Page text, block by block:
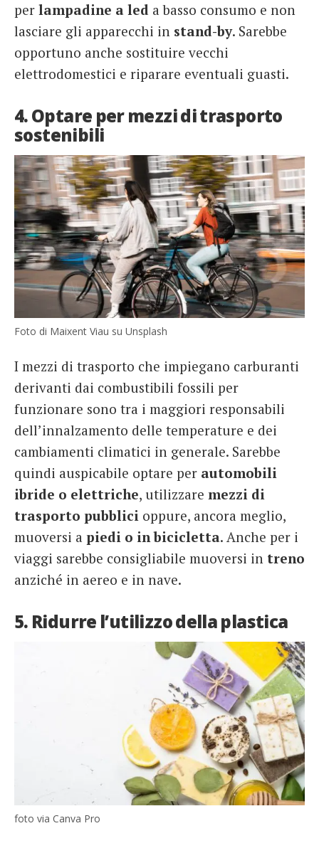
per lampadine a led a basso consumo e non
lasciare gli apparecchi in stand-by. Sarebbe
opportuno anche sostituire vecchi
elettrodomestici e riparare eventuali guasti.
4. Optare per mezzi di trasporto
sostenibili
Foto di Maixent Viau su Unsplash
I mezzi di trasporto che impiegano carburanti
derivanti dai combustibili fossili per
funzionare sono tra i maggiori responsabili
dell’innalzamento delle temperature e dei
cambiamenti climatici in generale. Sarebbe
quindi auspicabile optare per automobili
ibride o elettriche, utilizzare mezzi di
trasporto pubblici oppure, ancora meglio,
muoversi a piedi o in bicicletta. Anche per i
viaggi sarebbe consigliabile muoversi in treno
anziché in aereo e in nave.
5. Ridurre l’utilizzo della plastica
foto via Canva Pro